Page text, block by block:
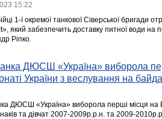
15:22
1-ї окремої танкової Сіверської бригади
який забезпечить доставку питної води на
Ріпко.
ДЮСШ «Україна» виборола
України з веслування на
ДЮСШ «Україна» виборола перші місця на
та дівчат 2007-2009р.р.н. та 2009-